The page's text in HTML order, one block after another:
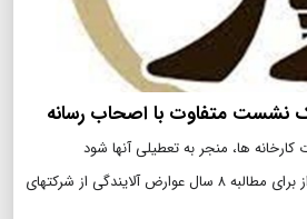
نشست متفاوت با اصحاب رسانه
ها، منجر به تعطیلی آنها شود
راوی گفت شورای شهر اهواز برای مطالبه ۸ سال عوارض آلایندگی از شرکتهای